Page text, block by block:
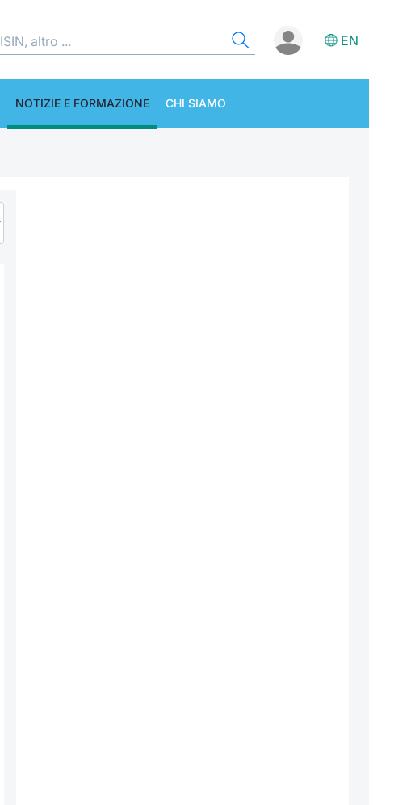
EN
NOTIZIE E FORMAZIONE CHI SIAMO